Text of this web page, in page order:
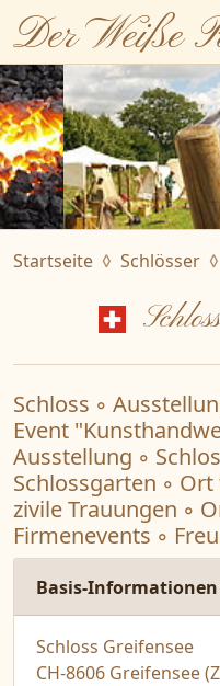
Der Weiße
Startseite Schlösser
Schloss ◦
Event
Ausstellung ◦
Schlossgarten ◦
zivile Trauungen ◦
Firmenevents ◦
Basis-
Schloss Greifensee
CH-8606 Greifensee